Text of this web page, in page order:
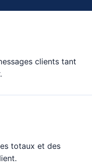
clients tant
totaux et des